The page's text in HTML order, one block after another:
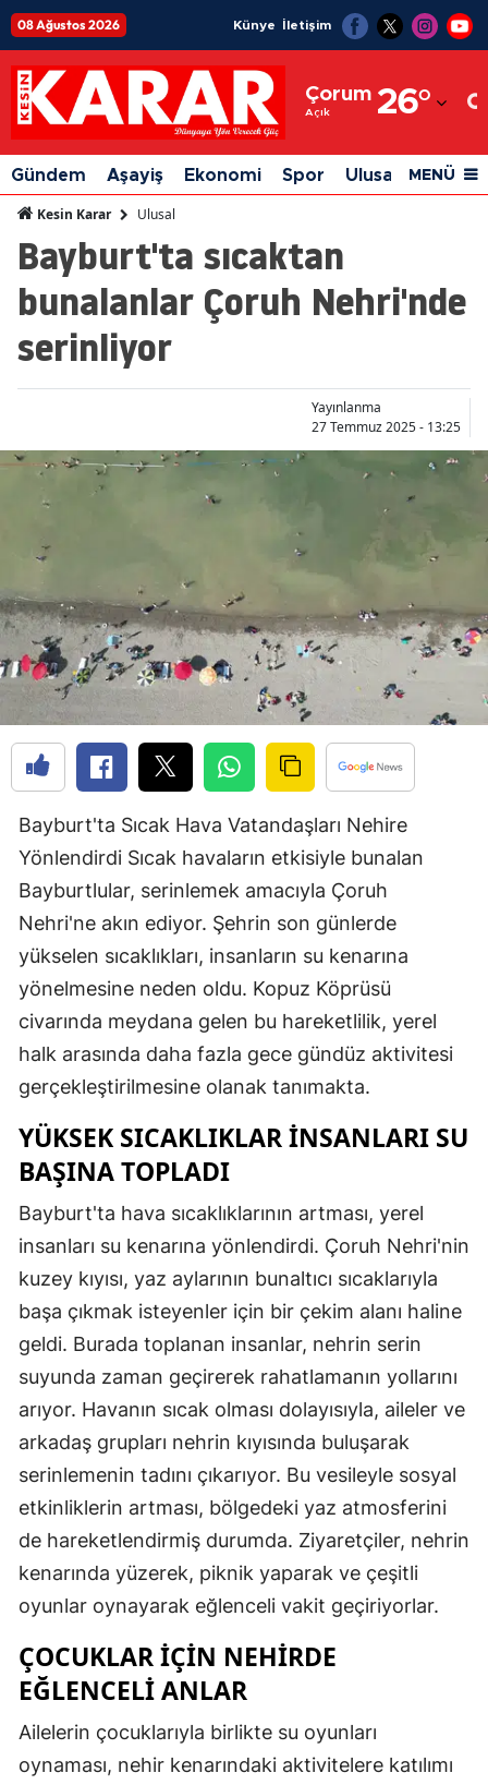
08 Ağustos 2026 Künye İletişim
Çorum
Açık 26°
Adıyaman
Afyonkarahisar
Ağrı
Amasya
Ankara
Aydın
Balıkesir
Bolu
Burdur
Çanakkale
Çankırı
Çorum
Denizli
Diyarbakır
Edirne
Elazığ
Erzincan
Erzurum
Gaziantep
Giresun
Gümüşhane
Hatay
Isparta
Mersin
İstanbul
İzmir
Kırklareli
Gündem Aşayiş Ekonomi Spor Ulusal Siyaset
MENÜ
Kesin Karar Ulusal
Bayburt'ta sıcaktan
bunalanlar Çoruh Nehri'nde
serinliyor
Yayınlanma
27 Temmuz 2025 - 13:25
Bayburt'ta Sıcak Hava Vatandaşları Nehire
Yönlendirdi Sıcak havaların etkisiyle bunalan
Bayburtlular, serinlemek amacıyla Çoruh
Nehri'ne akın ediyor. Şehrin son günlerde
yükselen sıcaklıkları, insanların su kenarına
yönelmesine neden oldu. Kopuz Köprüsü
civarında meydana gelen bu hareketlilik, yerel
halk arasında daha fazla gece gündüz aktivitesi
gerçekleştirilmesine olanak tanımakta.
YÜKSEK SICAKLIKLAR İNSANLARI SU
BAŞINA TOPLADI
Bayburt'ta hava sıcaklıklarının artması, yerel
insanları su kenarına yönlendirdi. Çoruh Nehri'nin
kuzey kıyısı, yaz aylarının bunaltıcı sıcaklarıyla
başa çıkmak isteyenler için bir çekim alanı haline
geldi. Burada toplanan insanlar, nehrin serin
suyunda zaman geçirerek rahatlamanın yollarını
arıyor. Havanın sıcak olması dolayısıyla, aileler ve
arkadaş grupları nehrin kıyısında buluşarak
serinlemenin tadını çıkarıyor. Bu vesileyle sosyal
etkinliklerin artması, bölgedeki yaz atmosferini
de hareketlendirmiş durumda. Ziyaretçiler, nehrin
kenarında yüzerek, piknik yaparak ve çeşitli
oyunlar oynayarak eğlenceli vakit geçiriyorlar.
ÇOCUKLAR İÇIN NEHIRDE
EĞLENCELI ANLAR
Ailelerin çocuklarıyla birlikte su oyunları
oynaması, nehir kenarındaki aktivitelere katılımı